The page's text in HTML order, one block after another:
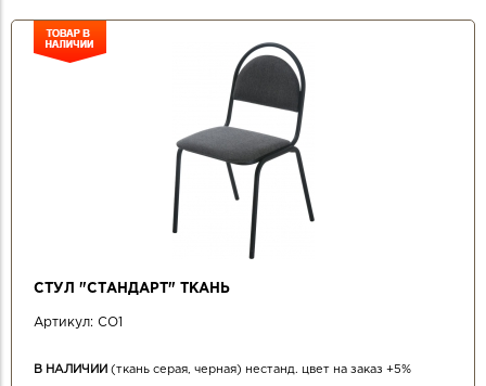
СТУЛ "СТАНДАРТ" ТКАНЬ
Артикул: СО1
В НАЛИЧИИ (ткань серая, черная) нестанд. цвет на заказ +5%